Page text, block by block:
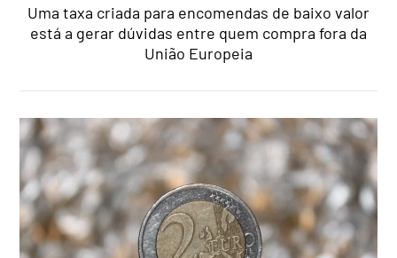
Uma taxa criada para encomendas de baixo valor
está a gerar dúvidas entre quem compra fora da
União Europeia